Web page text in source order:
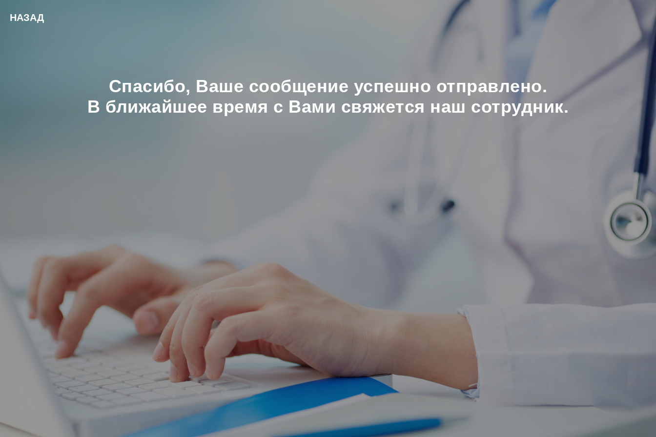
НАЗАД
Спасибо, Ваше сообщение успешно отправлено.
В ближайшее время с Вами свяжется наш сотрудник.